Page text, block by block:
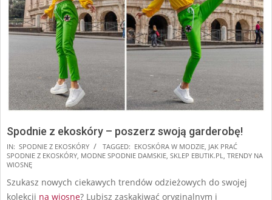
Spodnie z ekoskóry – poszerz swoją garderobę!
2025-
08-
IN: SPODNIE Z EKOSKÓRY TAGGED: EKOSKÓRA W MODZIE JAK PRAĆ
SPODNIE Z EKOSKÓRY MODNE SPODNIE DAMSKIE SKLEP EBUTIK.PL
TRENDY NA
WIOSNĘ
Szukasz nowych ciekawych trendów odzieżowych do swojej
kolekcji na wiosnę? Lubisz zaskakiwać oryginalnym i